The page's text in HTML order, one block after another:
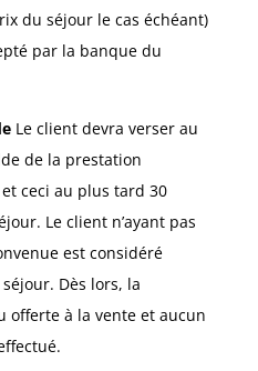
du séjour le cas échéant)
par la banque du
Le client devra verser au
de la prestation
ceci au plus tard 30
Le client n’ayant pas
est considéré
Dès lors, la
offerte à la vente et aucun